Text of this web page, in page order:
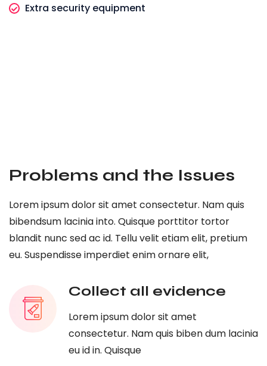
Extra security equipment
Problems and the Issues
Lorem ipsum dolor sit amet consectetur. Nam quis
bibendsum lacinia into. Quisque porttitor tortor
blandit nunc sed ac id. Tellu velit etiam elit, pretium
eu. Suspendisse imperdiet enim ornare elit,
Collect all evidence
Lorem ipsum dolor sit amet
consectetur. Nam quis biben dum lacinia
eu id in. Quisque